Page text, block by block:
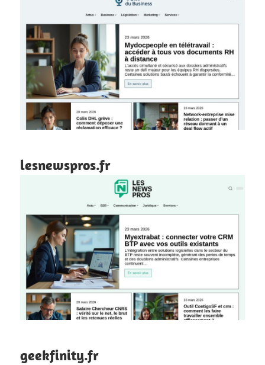
lesnewspros.fr
geekfinity.fr